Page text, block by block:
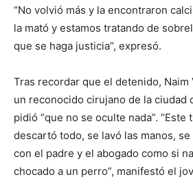
“No volvió más y la encontraron
la mató y estamos tratando de
que se haga justicia”, expresó.
Tras recordar que el detenido, Naim
un reconocido cirujano de la ciudad
pidió “que no se oculte nada”. “Este
descartó todo, se lavó las manos,
con el padre y el abogado como si
chocado a un perro”, manifestó el